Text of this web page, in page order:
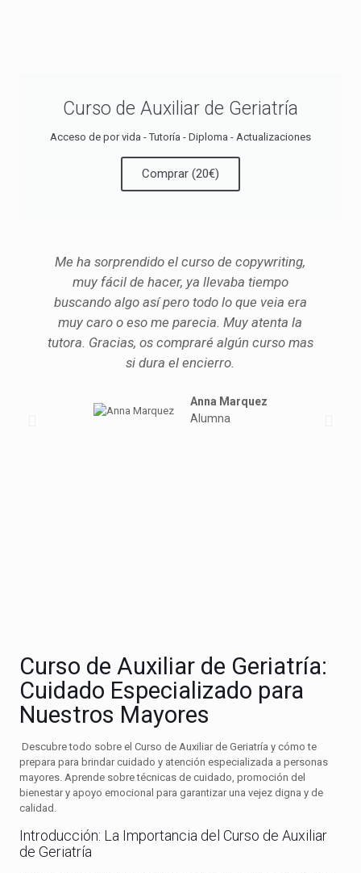
Curso de Auxiliar de Geriatría
Acceso de por vida - Tutoría - Diploma - Actualizaciones
Comprar (20€)
Me ha sorprendido el curso de copywriting,
muy fácil de hacer, ya llevaba tiempo
buscando algo así pero todo lo que veia era
muy caro o eso me parecia. Muy atenta la
tutora. Gracias, os compraré algún curso mas
si dura el encierro.
Anna Marquez
Alumna
Curso de Auxiliar de Geriatría:
Cuidado Especializado para
Nuestros Mayores
Descubre todo sobre el Curso de Auxiliar de Geriatría y cómo te
prepara para brindar cuidado y atención especializada a personas
mayores. Aprende sobre técnicas de cuidado, promoción del
bienestar y apoyo emocional para garantizar una vejez digna y de
calidad.
Introducción: La Importancia del Curso de Auxiliar
de Geriatría